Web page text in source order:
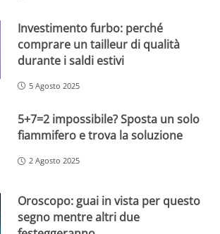
Investimento furbo: perché
comprare un tailleur di qualità
durante i saldi estivi
5 Agosto 2025
5+7=2 impossibile? Sposta un solo
fiammifero e trova la soluzione
2 Agosto 2025
Oroscopo: guai in vista per questo
segno mentre altri due